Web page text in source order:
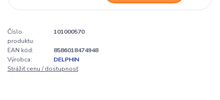
Číslo
produktu:
101000570
EAN kód:
8586018474948
Výrobca:
DELPHIN
Strážiť cenu / dostupnosť